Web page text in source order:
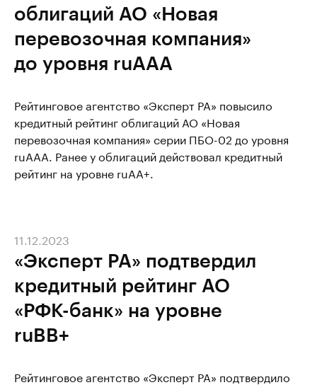
облигаций АО «Новая
перевозочная компания»
до уровня ruAAА
Рейтинговое агентство «Эксперт РА» повысило
кредитный рейтинг облигаций АО «Новая
перевозочная компания» серии ПБО-02 до уровня
ruAAA. Ранее у облигаций действовал кредитный
рейтинг на уровне ruAА+.
«Эксперт РА» подтвердил
кредитный рейтинг АО
«РФК-банк» на уровне
ruBB+
11.12.2023
Рейтинговое агентство «Эксперт РА» подтвердило